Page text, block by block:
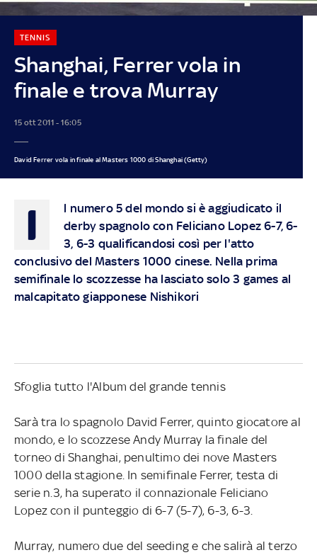
Shanghai, Ferrer vola in
finale e trova Murray
TENNIS
15 ott 2011 - 16:05
David Ferrer vola in finale al Masters 1000 di Shanghai (Getty)
I
l numero 5 del mondo si è aggiudicato il
derby spagnolo con Feliciano Lopez 6-7, 6-
3, 6-3 qualificandosi così per l'atto
conclusivo del Masters 1000 cinese. Nella prima
semifinale lo scozzesse ha lasciato solo 3 games al
malcapitato giapponese Nishikori
Sfoglia tutto l'Album del grande tennis
Sarà tra lo spagnolo David Ferrer, quinto giocatore al
mondo, e lo scozzese Andy Murray la finale del
torneo di Shanghai, penultimo dei nove Masters
1000 della stagione. In semifinale Ferrer, testa di
serie n.3, ha superato il connazionale Feliciano
Lopez con il punteggio di 6-7 (5-7), 6-3, 6-3.
Murray, numero due del seeding e che salirà al terzo